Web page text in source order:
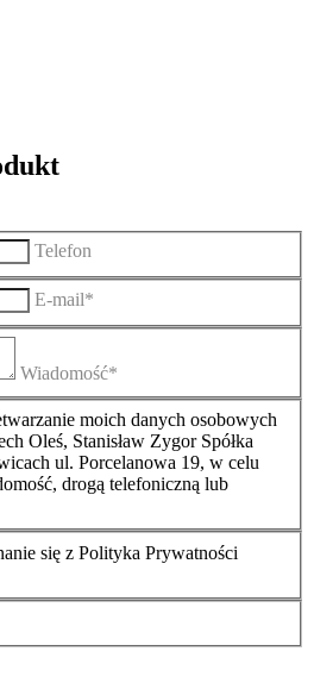
Telefon
E-mail*
Wiadomość*
moich danych osobowych
Oleś, Stanisław Zygor Spółka
ul. Porcelanowa 19, w celu
drogą telefoniczną lub
się z Polityka Prywatności